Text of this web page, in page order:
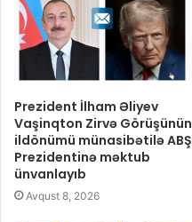
Prezident İlham Əliyev
Vaşinqton Zirvə Görüşünün
ildönümü münasibətilə ABŞ
Prezidentinə məktub
ünvanlayıb
Avqust 8, 2026